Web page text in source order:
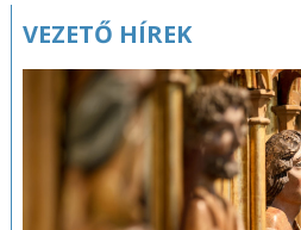
VEZETŐ HÍREK